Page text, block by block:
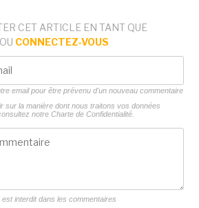
CET ARTICLE EN TANT QUE
OU CONNECTEZ-VOUS
email pour être prévenu d'un nouveau commentaire
sur la manière dont nous traitons vos données
notre Charte de Confidentialité.
interdit dans les commentaires